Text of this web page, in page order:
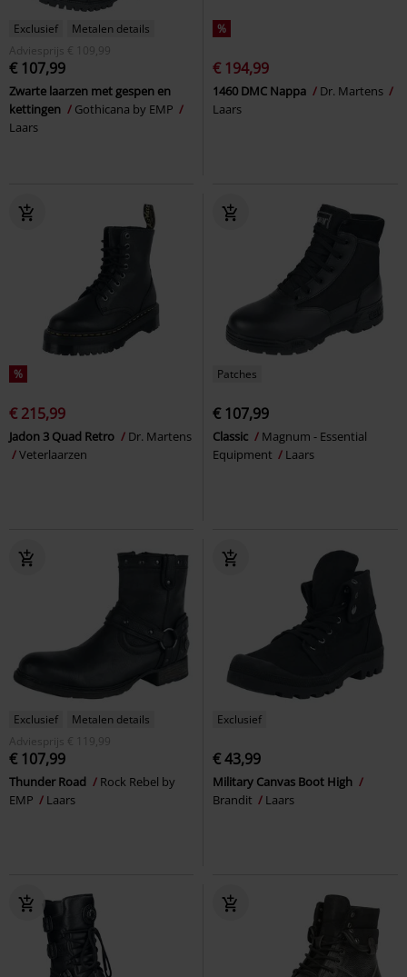
Exclusief
Metalen details
Adviesprijs
€ 109,99
€ 107,99
Zwarte laarzen met gespen en
kettingen
Gothicana by EMP
Laars
%
€ 194,99
1460 DMC Nappa
Dr. Martens
Laars
%
€ 215,99
Jadon 3 Quad Retro
Dr. Martens
Veterlaarzen
Patches
€ 107,99
Classic
Magnum - Essential
Equipment
Laars
Exclusief
Metalen details
Adviesprijs
€ 119,99
€ 107,99
Thunder Road
Rock Rebel by
EMP
Laars
Exclusief
€ 43,99
Military Canvas Boot High
Brandit
Laars